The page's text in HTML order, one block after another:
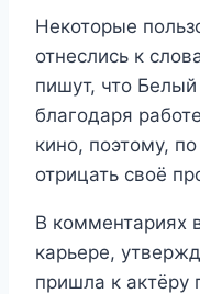
Некоторые
отнеслись к
пишут, что
благодаря
кино, поэтому,
отрицать своё
В комментариях
карьере,
пришла к актёру